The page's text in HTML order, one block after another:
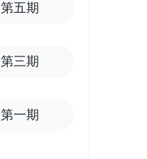
第五期
第三期
第一期